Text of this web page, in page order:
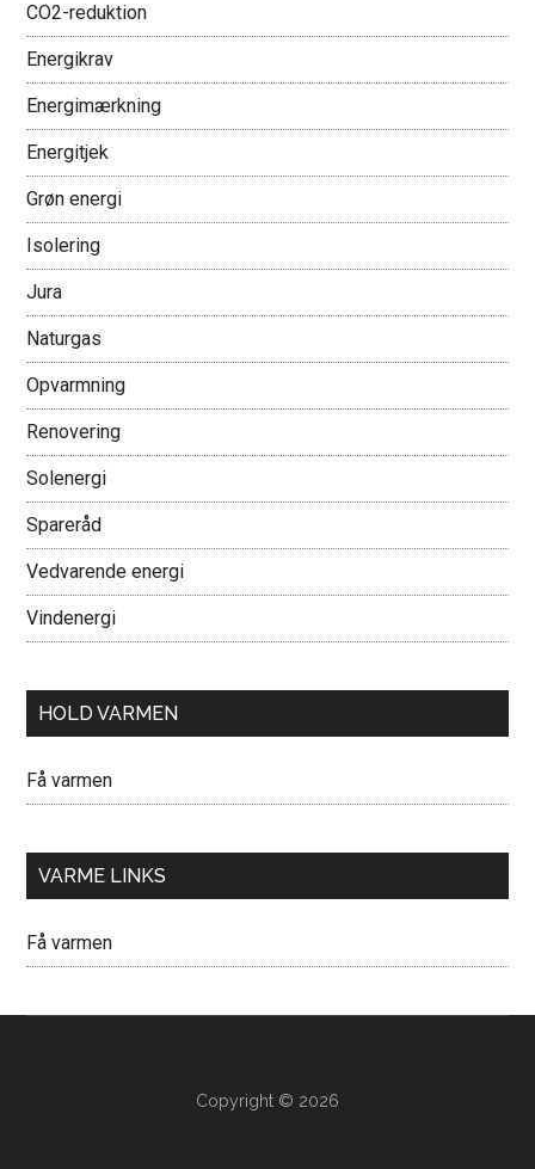
CO2-reduktion
Energikrav
Energimærkning
Energitjek
Grøn energi
Isolering
Jura
Naturgas
Opvarmning
Renovering
Solenergi
Spareråd
Vedvarende energi
Vindenergi
HOLD VARMEN
Få varmen
VARME LINKS
Få varmen
Copyright © 2026